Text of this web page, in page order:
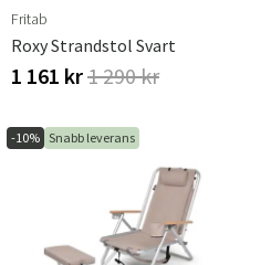
Fritab
Roxy Strandstol Svart
1 161 kr1 290 kr
-10% Snabb leverans